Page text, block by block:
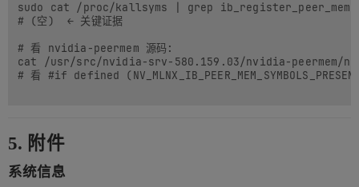
sudo cat /proc/kallsyms | grep
# (空)  ← 关键证据
# 看 nvidia-peermem 源码:
cat /usr/src/nvidia-srv-580.159.03/nvidia-peermem/
# 看 #if defined
5. 附件
系统信息